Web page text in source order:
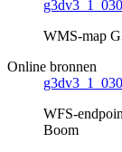
WMS-map
Online bronnen
WFS-
Boom